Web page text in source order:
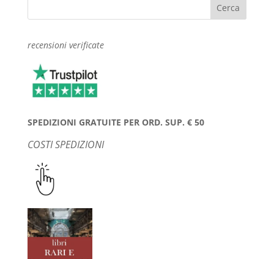
recensioni verificate
SPEDIZIONI GRATUITE PER ORD. SUP. € 50
COSTI SPEDIZIONI